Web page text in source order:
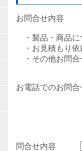
お問合せ内容
・製品・商品に
・お見積もり依
・その他お問合
お電話でのお問
問合せ内容